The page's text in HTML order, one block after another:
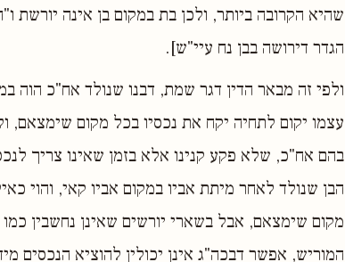
שהיא הקרובה ביותר, ולכן בת במקום בן אינה
הגדר דירושה בבן נח עיי"ש].
ולפי זה מבאר הדין דגר שמת, דבנו שנולד אח"כ הוה
עצמו יקום לתחיה יקח את נכסיו בכל מקום שימצאם,
בהם אח"כ, שלא פקע קנינו אלא בזמן שאינו צריך
הבן שנולד לאחר מיתת אביו במקום אביו קאי, והוי
מקום שימצאם, אבל בשארי יורשים שאינן נחשבין
המוריש, אפשר דבכה"ג אינן יכולין להוציא הנכסים